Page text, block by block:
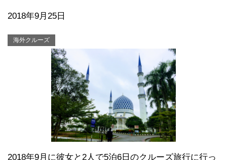
2018年9月25日
海外クルーズ
2018年9月に彼女と2人で5泊6日のクルーズ旅行に行っ